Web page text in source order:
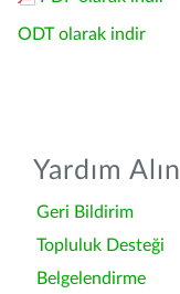
ODT olarak indir
Yardım Alın
Geri Bildirim
Topluluk Desteği
Belgelendirme